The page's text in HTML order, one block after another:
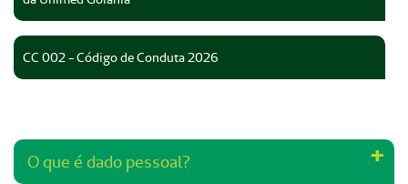
CC 002 - Código de Conduta 2026
O que é dado pessoal?